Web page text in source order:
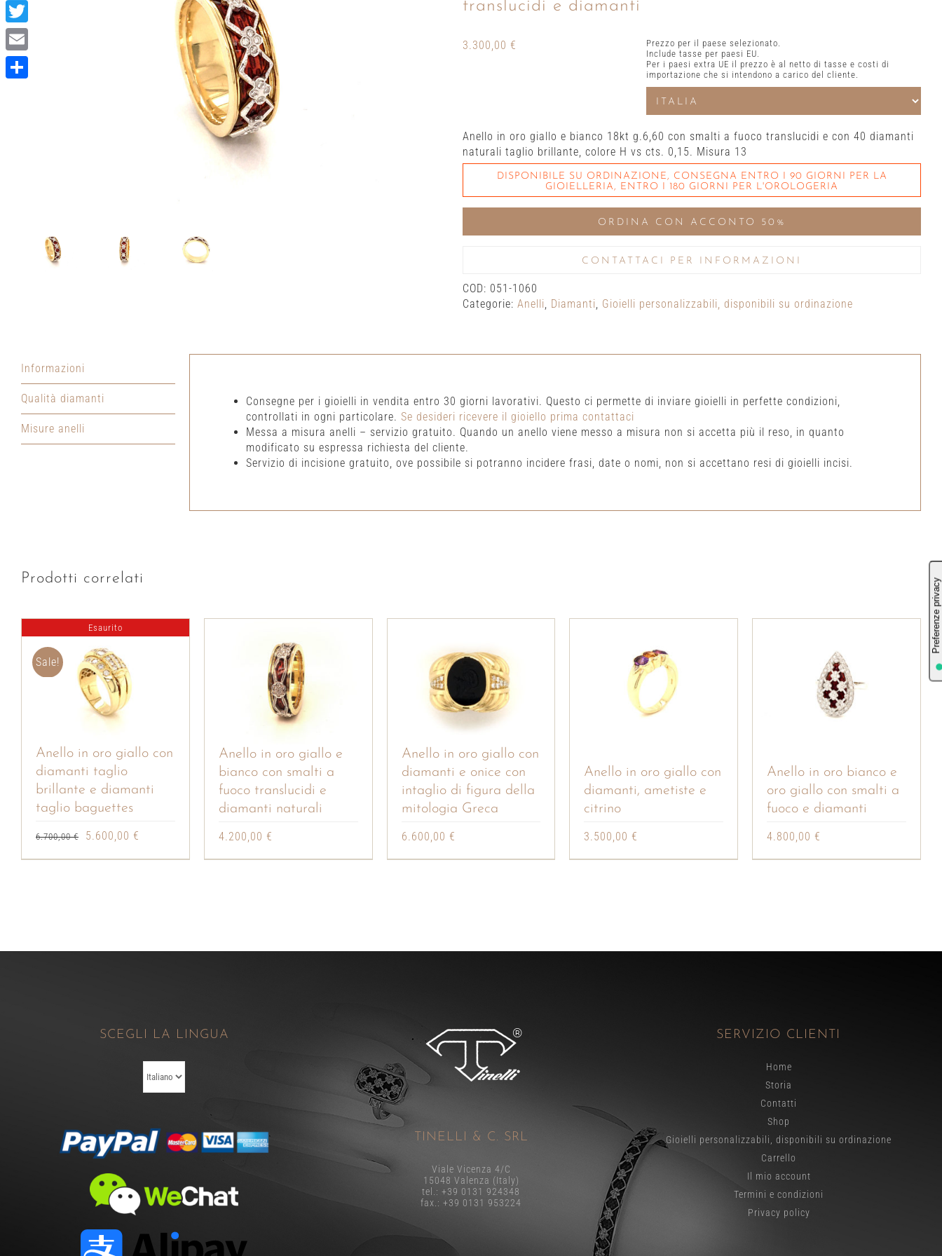
translucidi e diamanti
3.300,00 €
Prezzo per il paese selezionato.
Include tasse per paesi EU.
Per i paesi extra UE il prezzo è al netto di tasse e costi di
importazione che si intendono a carico del cliente.
Anello in oro giallo e bianco 18kt g.6,60 con smalti a fuoco translucidi e con 40 diamanti
naturali taglio brillante, colore H vs cts. 0,15. Misura 13
DISPONIBILE SU ORDINAZIONE, CONSEGNA ENTRO I 90 GIORNI PER LA
GIOIELLERIA, ENTRO I 180 GIORNI PER L'OROLOGERIA
ORDINA CON ACCONTO 50%
CONTATTACI PER INFORMAZIONI
COD: 051-1060
Categorie: Anelli, Diamanti, Gioielli personalizzabili, disponibili su ordinazione
Informazioni
Qualità diamanti
Misure anelli
Consegne per i gioielli in vendita entro 30 giorni lavorativi. Questo ci permette di inviare gioielli in perfette condizioni,
controllati in ogni particolare. Se desideri ricevere il gioiello prima contattaci
Messa a misura anelli – servizio gratuito. Quando un anello viene messo a misura non si accetta più il reso, in quanto
modificato su espressa richiesta del cliente.
Servizio di incisione gratuito, ove possibile si potranno incidere frasi, date o nomi, non si accettano resi di gioielli incisi.
Prodotti correlati
Esaurito
Sale!
Anello in oro giallo con
diamanti taglio
brillante e diamanti
taglio baguettes
6.700,00€
Il
5.600,00 €
Anello in oro giallo e
bianco con smalti a
fuoco translucidi e
diamanti naturali
4.200,00 €
Anello in oro giallo con
diamanti e onice con
intaglio di figura della
mitologia Greca
6.600,00 €
Anello in oro giallo con
diamanti, ametiste e
citrino
3.500,00€
Anello in oro bianco e
oro giallo con smalti a
fuoco e diamanti
4.800,00€
SCEGLI LA LINGUA
TINELLI & C. SRL
Viale Vicenza 4/C
15048 Valenza (Italy)
tel.: +39 0131 924348
fax.: +39 0131 953224
SERVIZIO CLIENTI
Home
Storia
Contatti
Shop
Gioielli personalizzabili, disponibili su ordinazione
Carrello
Il mio account
Termini e condizioni
Privacy policy
Facebook
Twitter
Email